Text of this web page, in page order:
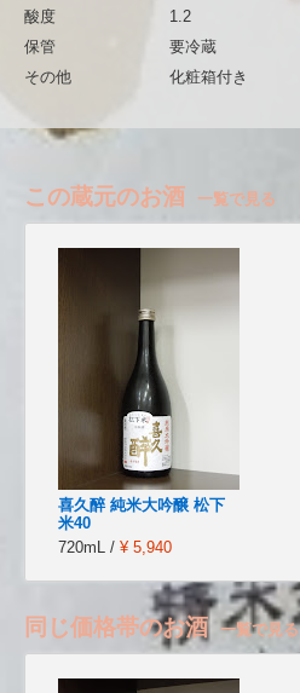
酸度
1.2
保管
要冷蔵
その他
化粧箱付き
この蔵元のお酒 一覧で見る
喜久醉 純米大吟醸 松下
米40
720mL / ¥ 5,940
同じ価格帯のお酒 一覧で見る